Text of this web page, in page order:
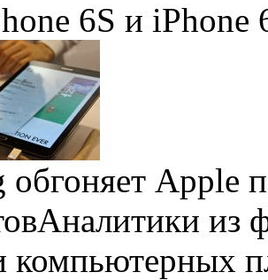
6S и iPhone
обгоняет Apple
Аналитики из
компьютерных